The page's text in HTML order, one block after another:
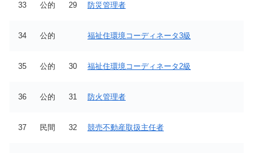
33 公的 29 防災管理者
34 公的 福祉住環境コーディネータ3級
35 公的 30 福祉住環境コーディネータ2級
36 公的 31 防火管理者
37 民間 32 競売不動産取扱主任者